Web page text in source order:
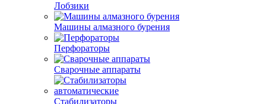
Лобзики
Машины алмазного бурения
Перфораторы
Сварочные аппараты
Стабилизаторы